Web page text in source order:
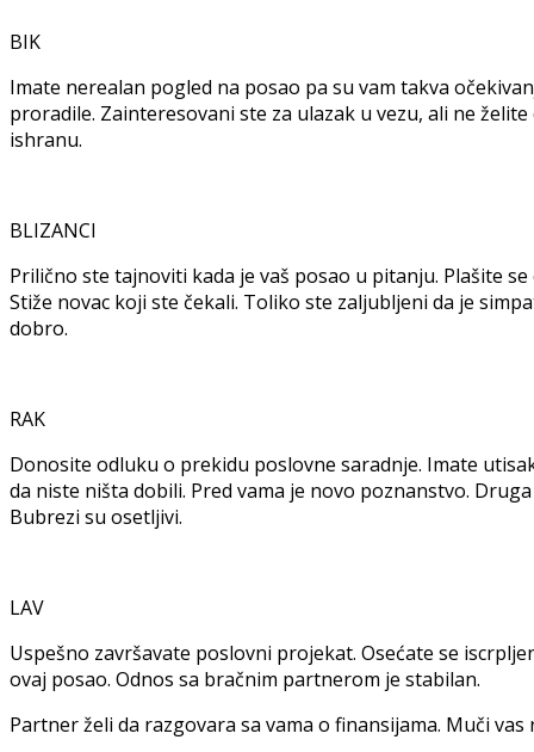
BIK
Imate nerealan pogled na posao pa su vam takva
proradile. Zainteresovani ste za ulazak u vezu, ali ne
ishranu.
BLIZANCI
Prilično ste tajnoviti kada je vaš posao u pitanju. Plašite
Stiže novac koji ste čekali. Toliko ste zaljubljeni da je
dobro.
RAK
Donosite odluku o prekidu poslovne saradnje. Imate
da niste ništa dobili. Pred vama je novo poznanstvo.
Bubrezi su osetljivi.
LAV
Uspešno završavate poslovni projekat. Osećate se
ovaj posao. Odnos sa bračnim partnerom je stabilan.
Partner želi da razgovara sa vama o finansijama. Muči vas